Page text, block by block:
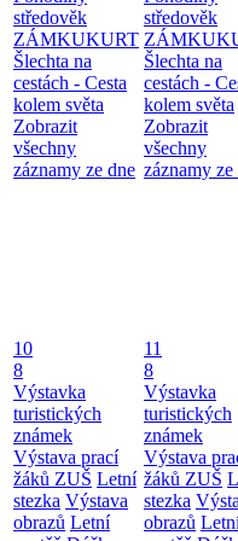
středověk
ZÁMKUKURT
Šlechta na
cestách - Cesta
kolem světa
Zobrazit
všechny
záznamy ze dne
středověk
Šlechta na
cestách -
kolem světa
Zobrazit
všechny
záznamy ze
10
8
Výstavka
turistických
známek
Výstava prací
žáků ZUŠ Letní
stezka Výstava
obrazů Letní
11
8
Výstavka
turistických
známek
Výstava
žáků ZUŠ
stezka
obrazů